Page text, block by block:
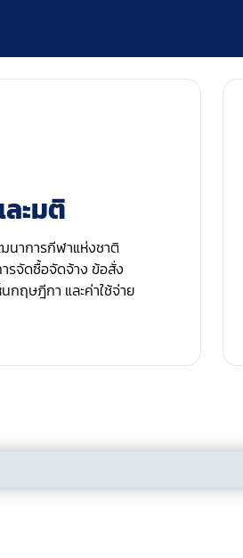
ะมติ
าการกีฬาแห่งชาติ
รจัดซื้อจัดจ้าง ข้อสั่ง
กฤษฎีกา และค่าใช้จ่าย